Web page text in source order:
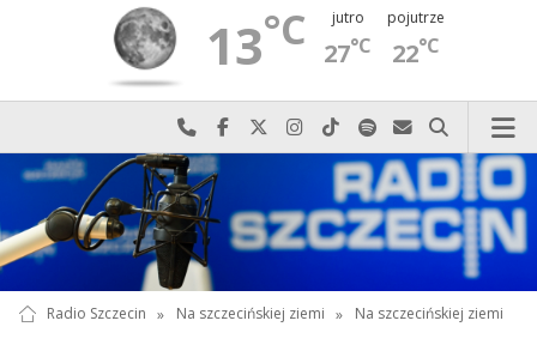
13°C jutro
27°C
pojutrze
22°C
Najlepiej po prostu do nas zadzwoń
Odwiedź nas na Facebook-u
Odwiedź nas na X
Odwiedź nas na Instagram-ie
Odwiedź nas na TikTok-u
Szukaj nas na Spotify
Wyślij do nas
Szukaj
Radio Szczecin » Na szczecińskiej ziemi » Na szczecińskiej ziemi